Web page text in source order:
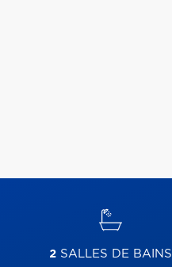
2SALLES DE BAINS